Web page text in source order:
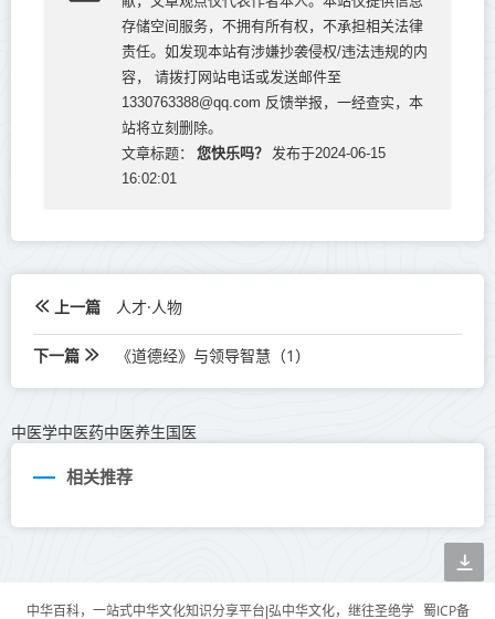
存储空间服务，不拥有所有权，不承担相关法律
责任。如发现本站有涉嫌抄袭侵权/违法违规的内
容， 请拨打网站电话或发送邮件至
1330763388@qq.com 反馈举报，一经查实，本
站将立刻删除。
文章标题：
您快乐吗？
发布于2024-06-15
16:02:01
上一篇 人才·人物
下一篇 《道德经》与领导智慧（1）
中医学中医药中医养生国医
相关推荐
中华百科，一站式中华文化知识分享平台|弘中华文化，继往圣绝学 蜀ICP备